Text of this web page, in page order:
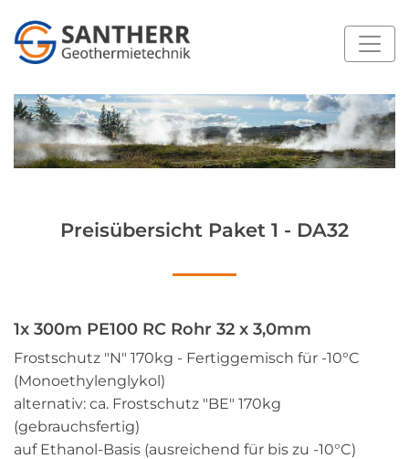
Preisübersicht Paket 1 - DA32
1x 300m PE100 RC Rohr 32 x 3,0mm
Frostschutz "N" 170kg - Fertiggemisch für -10°C
(Monoethylenglykol)
alternativ: ca. Frostschutz "BE" 170kg
(gebrauchsfertig)
auf Ethanol-Basis (ausreichend für bis zu -10°C)